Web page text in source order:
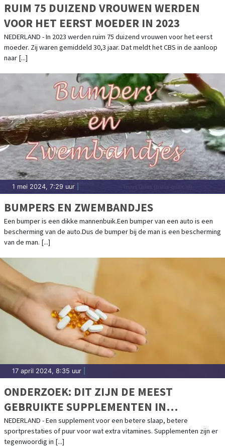
RUIM 75 DUIZEND VROUWEN WERDEN
VOOR HET EERST MOEDER IN 2023
NEDERLAND - In 2023 werden ruim 75 duizend vrouwen voor het eerst
moeder. Zij waren gemiddeld 30,3 jaar. Dat meldt het CBS in de aanloop
naar [...]
1 mei 2024, 7:29 uur
BUMPERS EN ZWEMBANDJES
Een bumper is een dikke mannenbuik.Een bumper van een auto is een
bescherming van de auto.Dus de bumper bij de man is een bescherming
van de man. [...]
17 april 2024, 8:35 uur
ONDERZOEK: DIT ZIJN DE MEEST
GEBRUIKTE SUPPLEMENTEN IN
NEDERLAND
NEDERLAND - Een supplement voor een betere slaap, betere
sportprestaties of puur voor wat extra vitamines. Supplementen zijn er
tegenwoordig in [...]